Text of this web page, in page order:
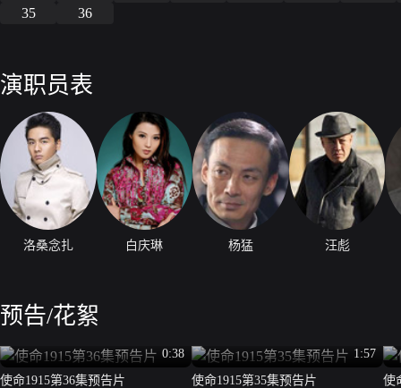
35
36
演职员表
洛桑念扎 白庆琳 杨猛 汪彪
预告/花絮
0:38
使命1915第36集预告片
1:57
使命1915第35集预告片
使